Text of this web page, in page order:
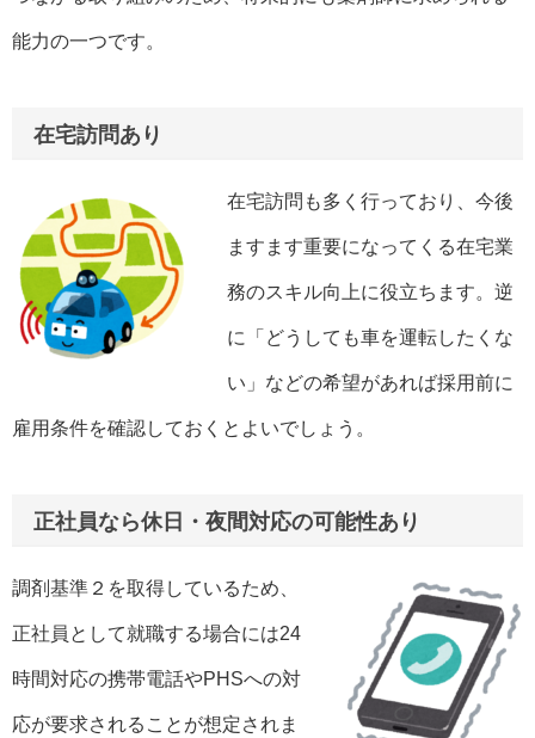
能力の一つです。
在宅訪問あり
在宅訪問も多く行っており、今後
ますます重要になってくる在宅業
務のスキル向上に役立ちます。逆
に「どうしても車を運転したくな
い」などの希望があれば採用前に
雇用条件を確認しておくとよいでしょう。
正社員なら休日・夜間対応の可能性あり
調剤基準２を取得しているため、
正社員として就職する場合には24
時間対応の携帯電話やPHSへの対
応が要求されることが想定されま